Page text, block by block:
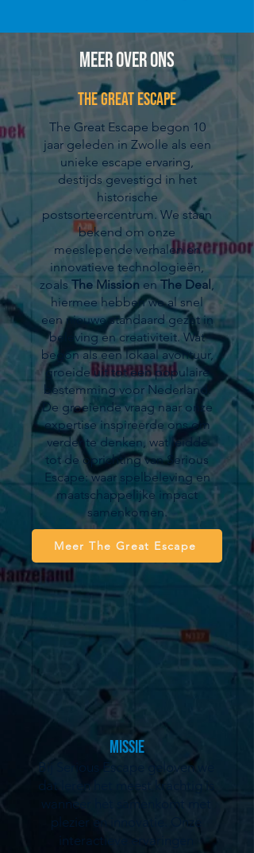
Meer over ons
The Great Escape
The Great Escape begon 10
jaar geleden in Zwolle als een
unieke escape ervaring,
destijds gevestigd in het
historische
postsorteercentrum. We staan
bekend om onze
meeslepende verhalen en
innovatieve technologieën,
zoals The Mission en The Deal ,
hiermee hebben we al snel
een nieuwe standaard gezet in
beleving en creativiteit. Wat
begon als een lokaal avontuur,
groeide uit tot een populaire
bestemming voor Nederland.
De groeiende vraag naar onze
expertise inspireerde ons om
verder te denken, wat leidde
tot de oprichting van Serious
Escape: waar spelbeleving en
maatschappelijke impact
samenkomen.
Meer The Great Escape
Missie
Bij Serious Escape geloven we
dat leren het meest krachtig is
wanneer het samenkomt met
plezier en innovatie. Onze
interactieve ervaringen